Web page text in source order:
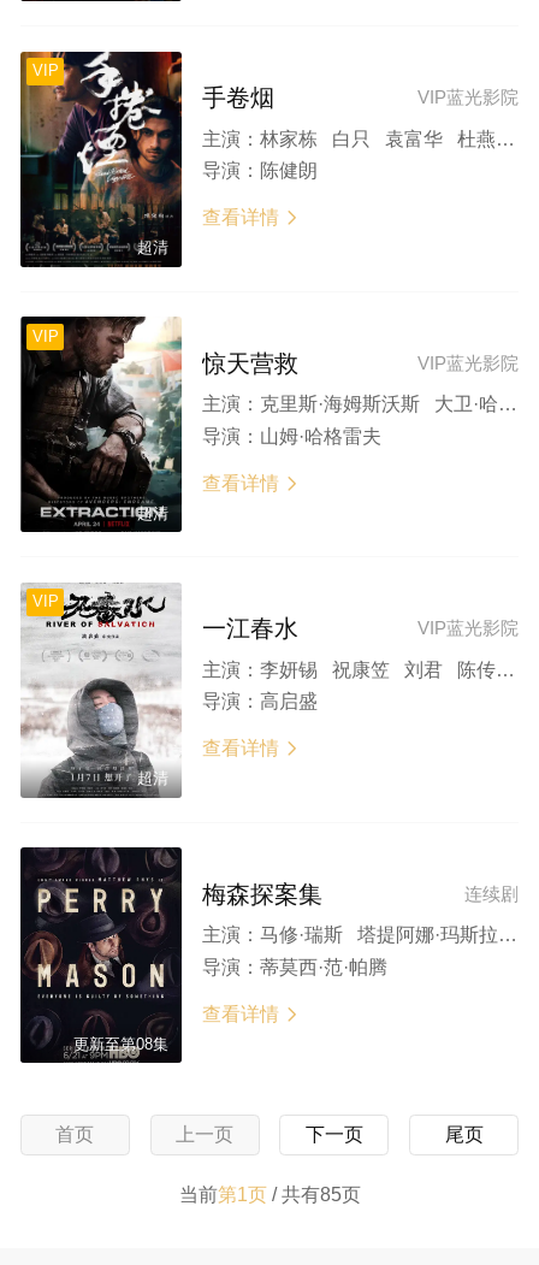
VIP
超清
VIP蓝光影院
手卷烟
主演： 林家栋 白只 袁富华 杜燕歌
导演： 陈健朗
查看详情 
VIP
超清
VIP蓝光影院
惊天营救
主演： 克里斯·海姆斯沃斯 大卫·哈伯 格什菲·法拉哈尼 兰迪普·弘达 克里斯·贾伊·阿历克斯
导演： 山姆·哈格雷夫
查看详情 
VIP
超清
VIP蓝光影院
一江春水
主演： 李妍锡 祝康笠 刘君 陈传凯 周恒乐
导演： 高启盛
查看详情 
更新至第08集
连续剧
梅森探案集
主演： 马修·瑞斯 塔提阿娜·玛斯拉尼 约翰·利思戈 朱丽叶·赖伦斯 克里斯·乔克 谢伊·惠格姆 斯蒂芬·鲁特 盖尔·兰金 内森·科德里 维罗尼卡·法尔孔 杰弗森·梅斯 莉莉·泰勒 安德鲁·霍华德 埃里克·兰格 罗伯特·帕特里克 泰勒·尼科斯 玛德琳·奇玛 迈克尔·德雷珀 查尔斯·贝克 卡尔·马金恩 G·拉里·巴特勒 威廉·斯坦福德·戴维斯 休·B·赫鲁伯 安东尼·詹宁斯 汤姆·贝耶 斯凯勒·拜布尔 马克·布拉
导演： 蒂莫西·范·帕腾
查看详情 
首页 上一页 下一页 尾页
当前第1页/ 共有85页